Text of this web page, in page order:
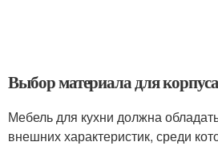
Выбор материала для
Мебель для кухни должна
внешних характеристик, среди